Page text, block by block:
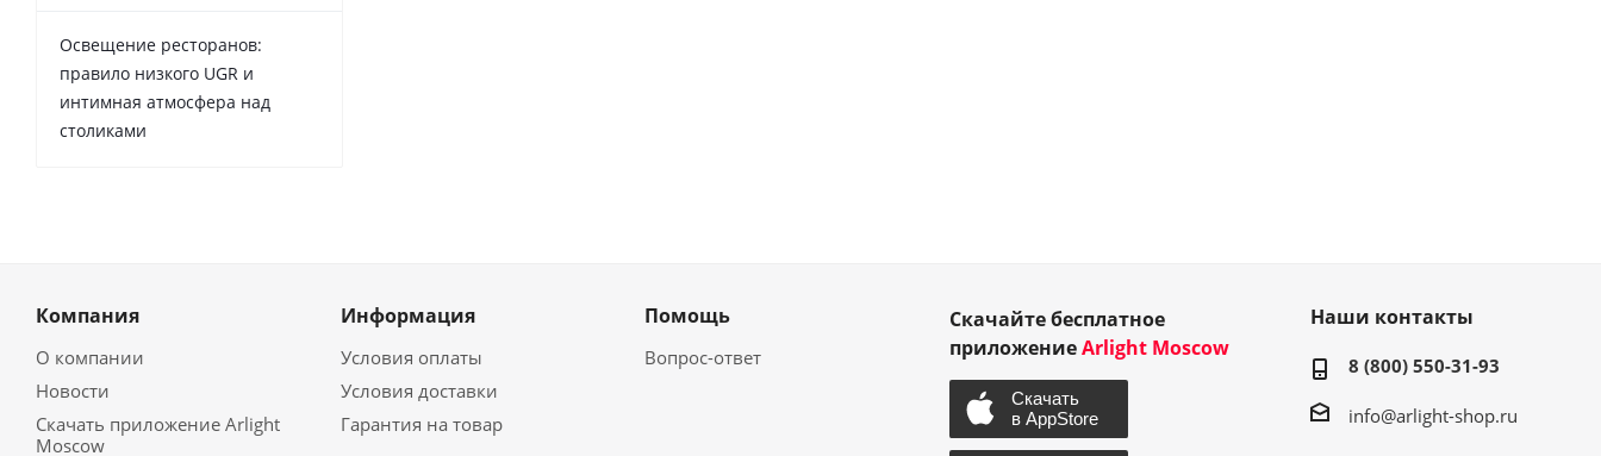
Освещение ресторанов:
правило низкого UGR и
интимная атмосфера над
столиками
Компания
О компании
Новости
Скачать приложение Arlight
Moscow
Информация
Условия оплаты
Условия доставки
Гарантия на товар
Помощь
Вопрос-ответ
Скачайте бесплатное
приложениеArlight Moscow
Наши контакты
8 (800) 550-31-93
info@arlight-shop.ru